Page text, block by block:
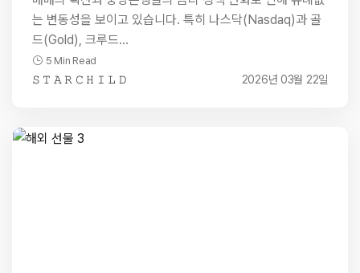
는 변동성을 보이고 있습니다. 특히 나스닥(Nasdaq)과 골
드(Gold), 크루드…
5 Min Read
𝚂 𝚃 𝙰 𝚁 𝙲 𝙷 𝙸 𝙻 𝙳 2026년 03월 22일